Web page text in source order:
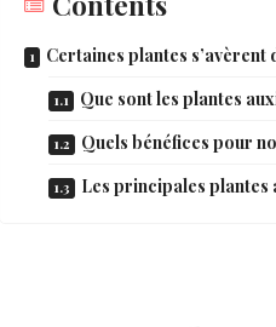
Certaines plantes
Que sont les plantes
Quels bénéfices pour
Les principales